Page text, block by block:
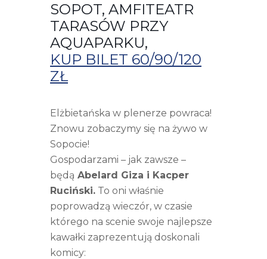
SOPOT, AMFITEATR
TARASÓW PRZY
AQUAPARKU,
KUP BILET 60/90/120
ZŁ
Elżbietańska w plenerze powraca!
Znowu zobaczymy się na żywo w
Sopocie!
Gospodarzami – jak zawsze –
będą Abelard Giza i Kacper
Ruciński. To oni właśnie
poprowadzą wieczór, w czasie
którego na scenie swoje najlepsze
kawałki zaprezentują doskonali
komicy: